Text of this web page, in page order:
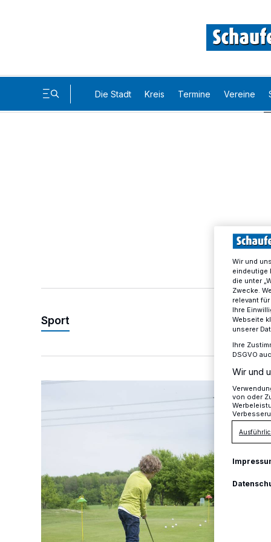
Die Stadt Kreis Termine Vereine
Sport
Deutsche Mannschaftsmeisterschaften der Jungen
Wir und
eindeutige
die unter
Zwecke.
relevant
Ihre
Webseite
unserer
Ihre
DSGVO
Wir und
von oder